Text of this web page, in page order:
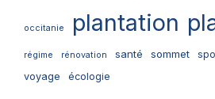
occitanie plantation
régime rénovation santé sommet
voyage écologie